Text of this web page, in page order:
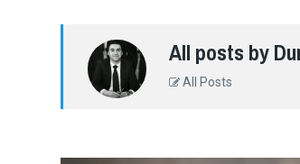
All posts by
All Posts